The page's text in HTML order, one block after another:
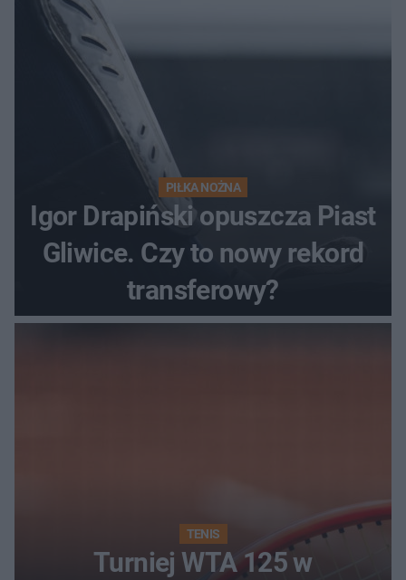
PIŁKA NOŻNA
Igor Drapiński opuszcza Piast
Gliwice. Czy to nowy rekord
transferowy?
TENIS
Turniej WTA 125 w